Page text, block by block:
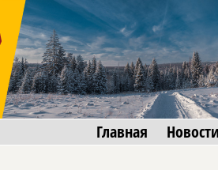
Главная Новости